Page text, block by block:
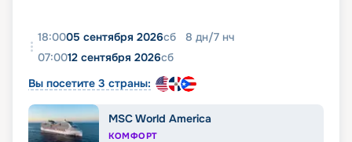
18:0005 сентября 2026сб 8 дн/7 нч
07:0012 сентября 2026сб
Вы посетите 3 страны:
MSC World America
КОМФОРТ